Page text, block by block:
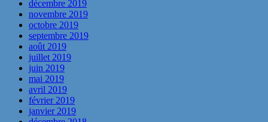
décembre 2019
novembre 2019
octobre 2019
septembre 2019
août 2019
juillet 2019
juin 2019
mai 2019
avril 2019
février 2019
janvier 2019